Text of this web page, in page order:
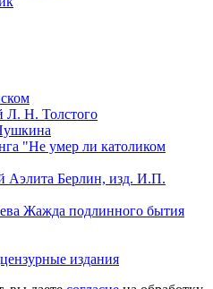
Л. Н. Толстого
"Не умер ли католиком
Аэлита Берлин, изд. И.П.
Жажда подлинного бытия
издания